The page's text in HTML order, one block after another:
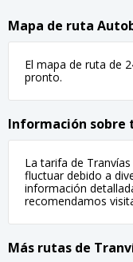
Mapa de ruta
El mapa de ruta de
pronto.
Información sobre
La tarifa de
fluctuar debido a
información
recomendamos
Más rutas de